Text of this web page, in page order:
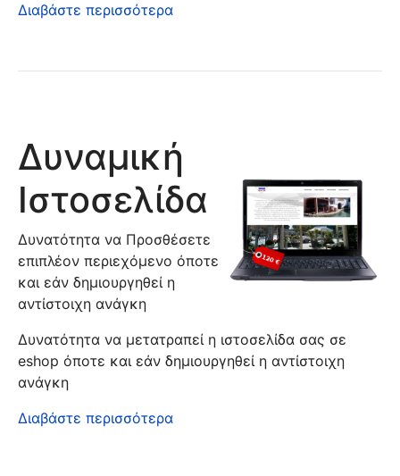
Διαβάστε περισσότερα
Δυναμική
Ιστοσελίδα
Δυνατότητα να Προσθέσετε
επιπλέον περιεχόμενο όποτε
και εάν δημιουργηθεί η
αντίστοιχη ανάγκη
Δυνατότητα να μετατραπεί η ιστοσελίδα σας σε
eshop όποτε και εάν δημιουργηθεί η αντίστοιχη
ανάγκη
Διαβάστε περισσότερα